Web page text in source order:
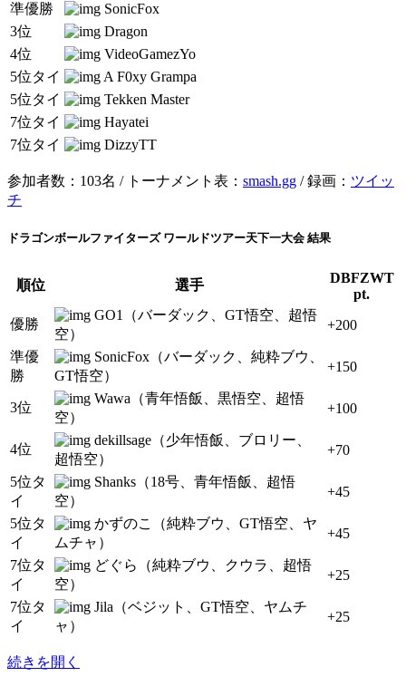
準優勝
SonicFox
3位
Dragon
4位
VideoGamezYo
5位タイ
A F0xy Grampa
5位タイ
Tekken Master
7位タイ
Hayatei
7位タイ
DizzyTT
参加者数：103名 / トーナメント表： smash.gg / 録画： ツイッ
チ
ドラゴンボールファイターズ ワールドツアー天下一大会 結果
順位 選手
DBFZWT
pt.
優勝
GO1（バーダック、GT悟空、超悟
空）
+200
準優
勝
SonicFox（バーダック、純粋ブウ、
GT悟空）
+150
3位
Wawa（青年悟飯、黒悟空、超悟
空）
+100
4位
dekillsage（少年悟飯、ブロリー、
超悟空）
+70
5位タ
イ
Shanks（18号、青年悟飯、超悟
空）
+45
5位タ
イ
かずのこ（純粋ブウ、GT悟空、ヤ
ムチャ）
+45
7位タ
イ
どぐら（純粋ブウ、クウラ、超悟
空）
+25
7位タ
イ
Jila（ベジット、GT悟空、ヤムチ
ャ）
+25
続きを開く